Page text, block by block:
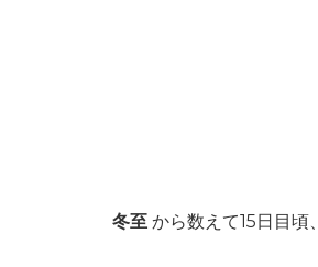
冬至 から数えて15日目頃、